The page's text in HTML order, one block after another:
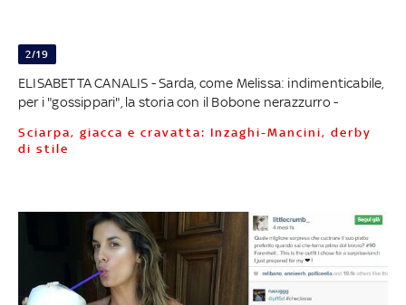
2/19
ELISABETTA CANALIS - Sarda, come Melissa: indimenticabile,
per i "gossippari", la storia con il Bobone nerazzurro -
Sciarpa, giacca e cravatta: Inzaghi-Mancini, derby
di stile